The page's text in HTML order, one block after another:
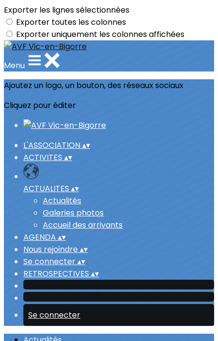
Exporter les lignes sélectionnées
Exporter toutes les colonnes
Exporter uniquement les colonnes affichées
Menu
Ajoutez un logo, un bouton, des réseaux sociaux
Cliquez pour éditer
L'ASSOCIATION▴▾
ACTIVITES ▴▾
ACTUALITES ▴▾
Actualités
Galeries photos
Accueil des arrivants
AGENDA ▴▾
Nous rejoindre ▴▾
Se connecter▴▾
RETROSPECTIVES ▴▾
Se connecter